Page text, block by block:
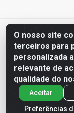
O nosso site
terceiros para
personalizada
relevante de
qualidade do
Aceitar
Preferências
LDF Home
Jardim